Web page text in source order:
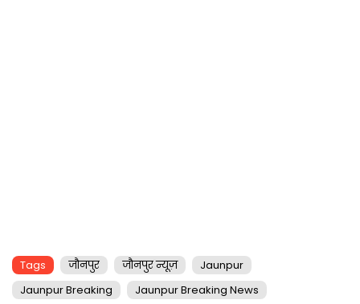
Tags जौनपुर जौनपुर न्यूज़
Jaunpur
Jaunpur Breaking
Jaunpur Breaking News